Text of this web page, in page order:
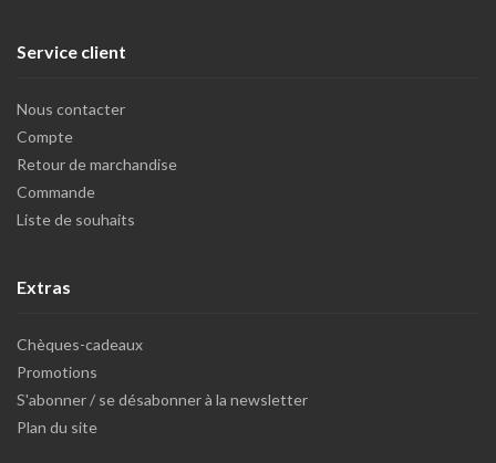
Service client
Nous contacter
Compte
Retour de marchandise
Commande
Liste de souhaits
Extras
Chèques-cadeaux
Promotions
S'abonner / se désabonner à la newsletter
Plan du site